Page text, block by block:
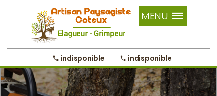
MENU
indisponible indisponible